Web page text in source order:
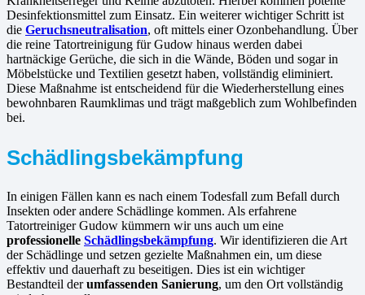
Desinfektionsmittel zum Einsatz. Ein weiterer wichtiger Schritt ist
die Geruchsneutralisation, oft mittels einer Ozonbehandlung. Über
die reine Tatortreinigung für Gudow hinaus werden dabei
hartnäckige Gerüche, die sich in die Wände, Böden und sogar in
Möbelstücke und Textilien gesetzt haben, vollständig eliminiert.
Diese Maßnahme ist entscheidend für die Wiederherstellung eines
bewohnbaren Raumklimas und trägt maßgeblich zum Wohlbefinden
bei.
Schädlingsbekämpfung
In einigen Fällen kann es nach einem Todesfall zum Befall durch
Insekten oder andere Schädlinge kommen. Als erfahrene
Tatortreiniger Gudow kümmern wir uns auch um eine
professionelle Schädlingsbekämpfung. Wir identifizieren die Art
der Schädlinge und setzen gezielte Maßnahmen ein, um diese
effektiv und dauerhaft zu beseitigen. Dies ist ein wichtiger
Bestandteil derumfassenden Sanierung, um den Ort vollständig